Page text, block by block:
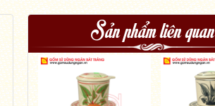
Sản phẩm liên quan